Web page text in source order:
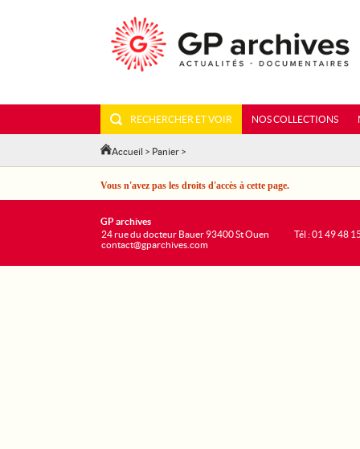
RECHERCHER ET VOIR NOS COLLECTIONS
Accueil > Panier >
Vous n'avez pas les droits d'accès à cette page.
GP archives
24 rue du docteur Bauer 93400 St Ouen
contact@gparchives.com
Tél : 01 49 48